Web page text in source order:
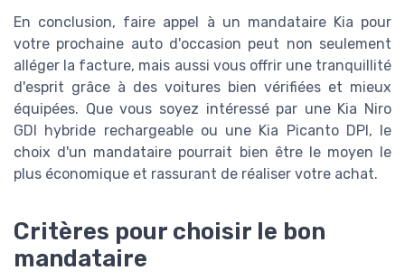
En conclusion, faire appel à un mandataire Kia pour
votre prochaine auto d'occasion peut non seulement
alléger la facture, mais aussi vous offrir une tranquillité
d'esprit grâce à des voitures bien vérifiées et mieux
équipées. Que vous soyez intéressé par une Kia Niro
GDI hybride rechargeable ou une Kia Picanto DPI, le
choix d'un mandataire pourrait bien être le moyen le
plus économique et rassurant de réaliser votre achat.
Critères pour choisir le bon
mandataire